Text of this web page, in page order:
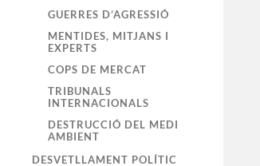
GUERRES D’AGRESSIÓ
MENTIDES, MITJANS I
EXPERTS
COPS DE MERCAT
TRIBUNALS
INTERNACIONALS
DESTRUCCIÓ DEL MEDI
AMBIENT
DESVETLLAMENT POLÍTIC